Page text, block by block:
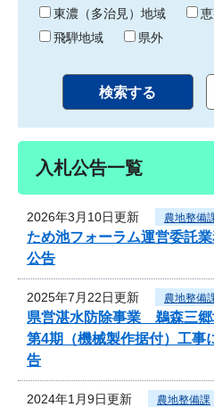
東濃（多治見）地域
飛騨地域
県外
入札公告一覧
2026年3月10日更新 農地整備
ため池フォーラム運営委託
公告
2025年7月22日更新 農地整備
県営湛水防除事業 鵜森三
第4期（機械製作据付）工事
告
2024年1月9日更新 農地整備課